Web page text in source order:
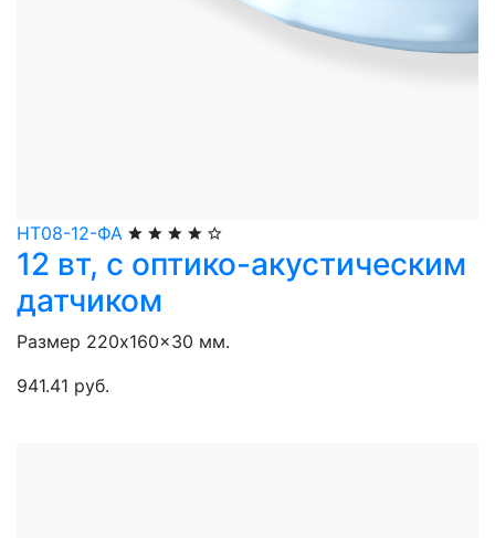
НТ08-12-ФА
12 вт, с оптико-акустическим
датчиком
Размер 220x160x30 мм.
941.41 руб.